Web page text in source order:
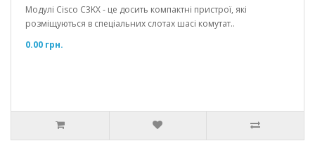
Модулі Cisco C3KX - це досить компактні пристрої, які
розміщуються в спеціальних слотах шасі комутат..
0.00 грн.